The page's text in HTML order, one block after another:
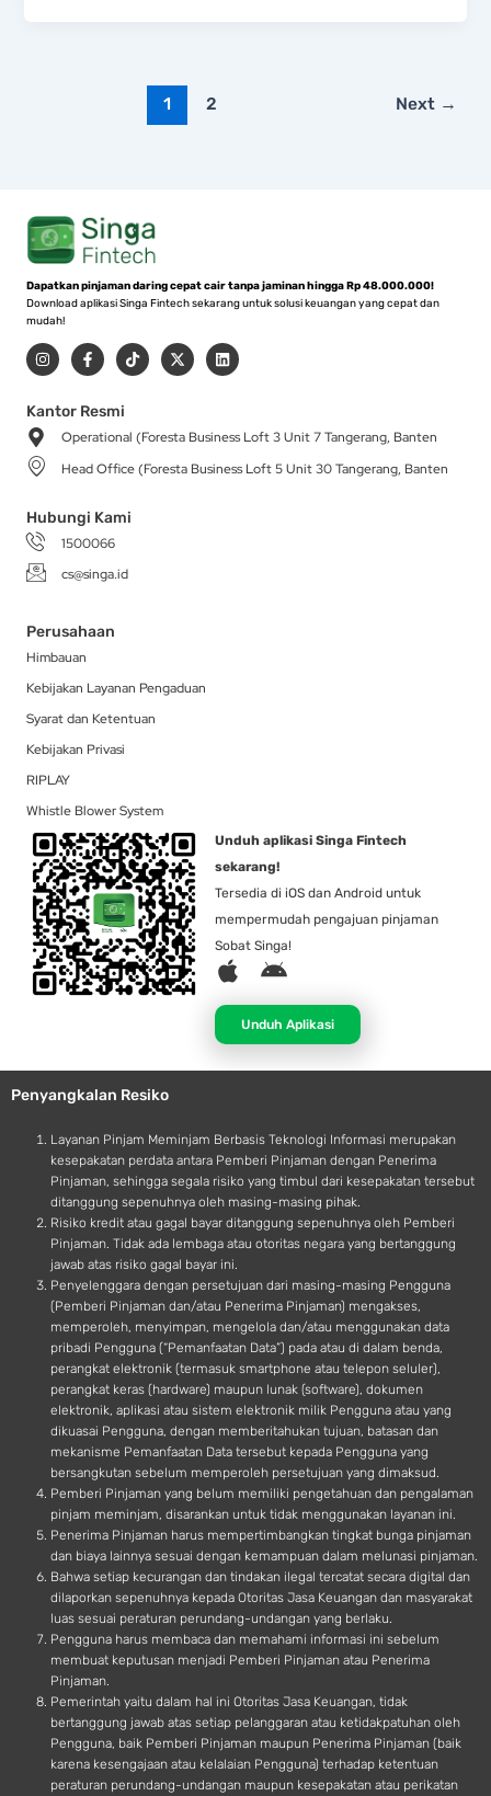
1 2 Next →
Dapatkan pinjaman daring cepat cair tanpa jaminan hingga Rp 48.000.000!
Download aplikasi Singa Fintech sekarang untuk solusi keuangan yang cepat dan
mudah!
I
n
s
a
g
r
a
m
F
a
c
b
o
-
T
i
k
X
-
t
t
r
L
i
n
i
Kantor Resmi
Operational (Foresta Business Loft 3 Unit 7 Tangerang, Banten
Head Office (Foresta Business Loft 5 Unit 30 Tangerang, Banten
Hubungi Kami
1500066
cs@singa.id
Perusahaan
Himbauan
Kebijakan Layanan Pengaduan
Syarat dan Ketentuan
Kebijakan Privasi
RIPLAY
Whistle Blower System
Unduh aplikasi Singa Fintech
sekarang!
Tersedia di iOS dan Android untuk
mempermudah pengajuan pinjaman
Sobat Singa!
A
p
l
e
A
d
r
o
d
Unduh Aplikasi
Penyangkalan Resiko
Layanan Pinjam Meminjam Berbasis Teknologi Informasi merupakan
kesepakatan perdata antara Pemberi Pinjaman dengan Penerima
Pinjaman, sehingga segala risiko yang timbul dari kesepakatan tersebut
ditanggung sepenuhnya oleh masing-masing pihak.
Risiko kredit atau gagal bayar ditanggung sepenuhnya oleh Pemberi
Pinjaman. Tidak ada lembaga atau otoritas negara yang bertanggung
jawab atas risiko gagal bayar ini.
Penyelenggara dengan persetujuan dari masing-masing Pengguna
(Pemberi Pinjaman dan/atau Penerima Pinjaman) mengakses,
memperoleh, menyimpan, mengelola dan/atau menggunakan data
pribadi Pengguna (“Pemanfaatan Data”) pada atau di dalam benda,
perangkat elektronik (termasuk smartphone atau telepon seluler),
perangkat keras (hardware) maupun lunak (software), dokumen
elektronik, aplikasi atau sistem elektronik milik Pengguna atau yang
dikuasai Pengguna, dengan memberitahukan tujuan, batasan dan
mekanisme Pemanfaatan Data tersebut kepada Pengguna yang
bersangkutan sebelum memperoleh persetujuan yang dimaksud.
Pemberi Pinjaman yang belum memiliki pengetahuan dan pengalaman
pinjam meminjam, disarankan untuk tidak menggunakan layanan ini.
Penerima Pinjaman harus mempertimbangkan tingkat bunga pinjaman
dan biaya lainnya sesuai dengan kemampuan dalam melunasi pinjaman.
Bahwa setiap kecurangan dan tindakan ilegal tercatat secara digital dan
dilaporkan sepenuhnya kepada Otoritas Jasa Keuangan dan masyarakat
luas sesuai peraturan perundang-undangan yang berlaku.
Pengguna harus membaca dan memahami informasi ini sebelum
membuat keputusan menjadi Pemberi Pinjaman atau Penerima
Pinjaman.
Pemerintah yaitu dalam hal ini Otoritas Jasa Keuangan, tidak
bertanggung jawab atas setiap pelanggaran atau ketidakpatuhan oleh
Pengguna, baik Pemberi Pinjaman maupun Penerima Pinjaman (baik
karena kesengajaan atau kelalaian Pengguna) terhadap ketentuan
peraturan perundang-undangan maupun kesepakatan atau perikatan